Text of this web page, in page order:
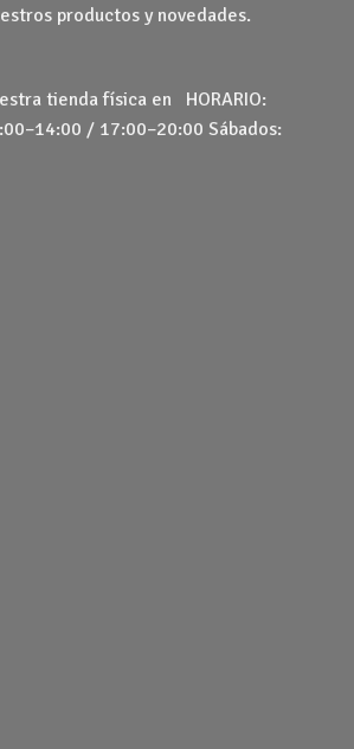
productos y novedades.
tienda física en HORARIO:
/ 17:00–20:00 Sábados: